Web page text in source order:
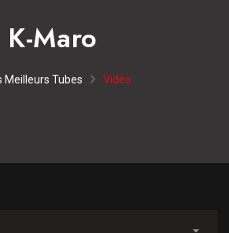
K-Maro
Meilleurs Tubes Vidéo